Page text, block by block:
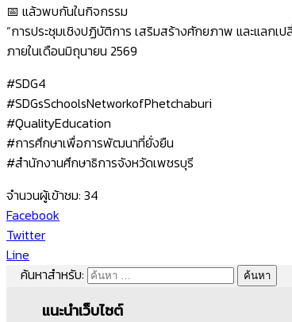
📅 แล้วพบกันในกิจกรรม
“การประชุมเชิงปฏิบัติการ เสริมสร้างศักยภาพ และแลกเ
ภายในเดือนมิถุนายน 2569
#SDG4
#SDGsSchoolsNetworkofPhetchaburi
#QualityEducation
#การศึกษาเพื่อการพัฒนาที่ยั่งยืน
#สำนักงานศึกษาธิการจังหวัดเพชรบุรี
จำนวนผู้เข้าชม: 34
Facebook
Twitter
Line
ค้นหาสำหรับ:
แนะนำเว็บไซต์